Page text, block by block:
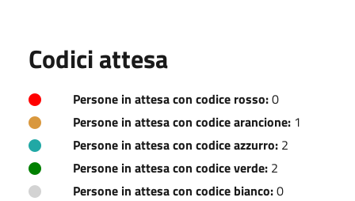
Codici attesa
Persone in attesa con codice rosso:0
Persone in attesa con codice arancione: 1
Persone in attesa con codice azzurro: 2
Persone in attesa con codice verde: 2
Persone in attesa con codice bianco:0